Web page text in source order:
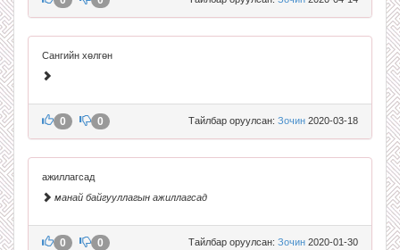
Сангийн хөлгөн
Тайлбар оруулсан: Зочин 2020-03-18
0 0
ажиллагсад
манай байгууллагын ажиллагсад
Тайлбар оруулсан: Зочин 2020-01-30
0 0